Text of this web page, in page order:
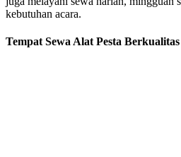
kebutuhan acara.
Tempat Sewa Alat Pesta